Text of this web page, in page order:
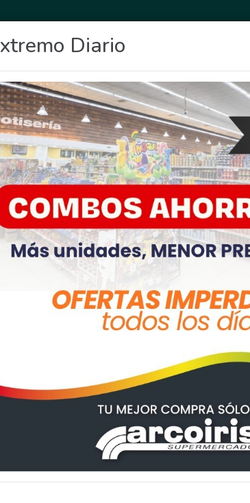
OCIO DEPORTES FIGHIERA GENERAL LAGOS
Diario
para la obtención del carnet de conducir
REGIONALES